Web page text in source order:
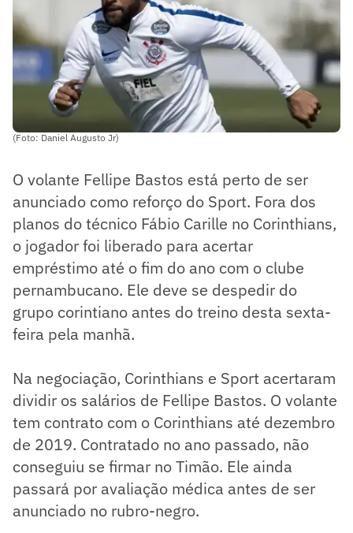
(Foto: Daniel Augusto Jr)
O volante Fellipe Bastos está perto de ser
anunciado como reforço do Sport. Fora dos
planos do técnico Fábio Carille no Corinthians,
o jogador foi liberado para acertar
empréstimo até o fim do ano com o clube
pernambucano. Ele deve se despedir do
grupo corintiano antes do treino desta sexta-
feira pela manhã.
Na negociação, Corinthians e Sport acertaram
dividir os salários de Fellipe Bastos. O volante
tem contrato com o Corinthians até dezembro
de 2019. Contratado no ano passado, não
conseguiu se firmar no Timão. Ele ainda
passará por avaliação médica antes de ser
anunciado no rubro-negro.